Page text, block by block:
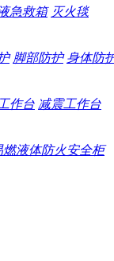
急救箱 灭火毯
脚部防护 身体防
作台 减震工作台
液体防火安全柜